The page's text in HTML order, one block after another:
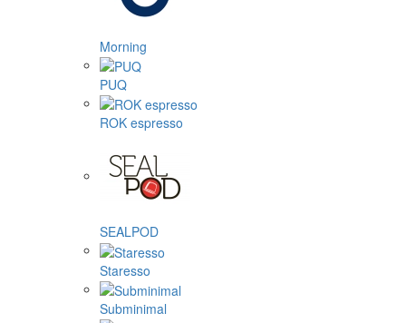
Morning
PUQ
ROK espresso
SEALPOD
Staresso
Subminimal